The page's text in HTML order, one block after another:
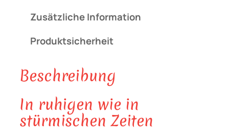
n
X
L
Zusätzliche Information
Produktsicherheit
Beschreibung
In ruhigen wie in
stürmischen Zeiten